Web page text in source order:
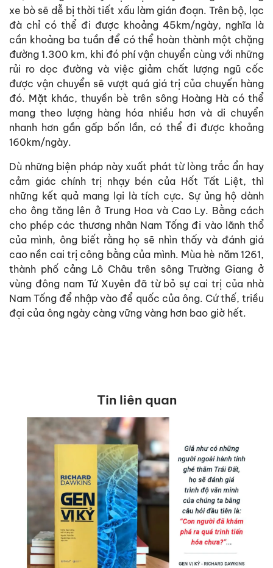
xe bò sẽ dễ bị thời tiết xấu làm gián đoạn. Trên bộ, lạc
đà chỉ có thể đi được khoảng 45km/ngày, nghĩa là
cần khoảng ba tuần để có thể hoàn thành một chặng
đường 1.300 km, khi đó phí vận chuyển cùng với những
rủi ro dọc đường và việc giảm chất lượng ngũ cốc
được vận chuyển sẽ vượt quá giá trị của chuyến hàng
đó. Mặt khác, thuyền bè trên sông Hoàng Hà có thể
mang theo lượng hàng hóa nhiều hơn và di chuyển
nhanh hơn gần gấp bốn lần, có thể đi được khoảng
160km/ngày.
Dù những biện pháp này xuất phát từ lòng trắc ẩn hay
cảm giác chính trị nhạy bén của Hốt Tất Liệt, thì
những kết quả mang lại là tích cực. Sự ủng hộ dành
cho ông tăng lên ở Trung Hoa và Cao Ly. Bằng cách
cho phép các thương nhân Nam Tống đi vào lãnh thổ
của mình, ông biết rằng họ sẽ nhìn thấy và đánh giá
cao nền cai trị công bằng của mình. Mùa hè năm 1261,
thành phố cảng Lô Châu trên sông Trường Giang ở
vùng đông nam Tứ Xuyên đã từ bỏ sự cai trị của nhà
Nam Tống để nhập vào để quốc của ông. Cứ thế, triều
đại của ông ngày càng vững vàng hơn bao giờ hết.
Tin liên quan